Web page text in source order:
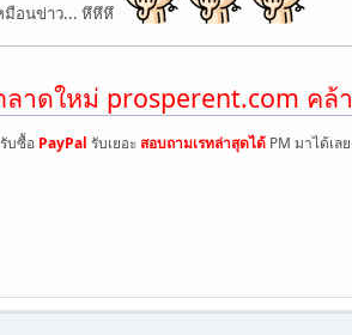
มือนข่าว... หึหึหึ
ลาดใหม่ prosperent.com คล้
รับซื้อ PayPal รับเยอะ สอบถามเรทล่าสุดได้ PM มาได้เล